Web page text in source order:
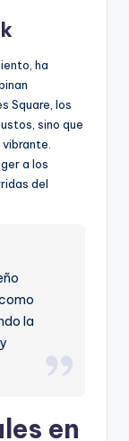
ha
Square, los
sino que
a los
del
la
en